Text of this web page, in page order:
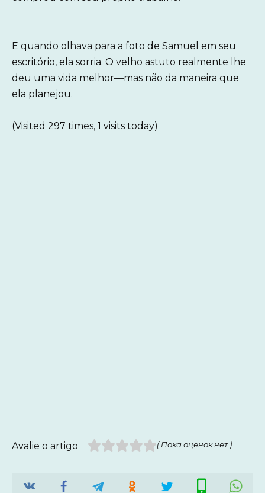
E quando olhava para a foto de Samuel em seu
escritório, ela sorria. O velho astuto realmente lhe
deu uma vida melhor—mas não da maneira que
ela planejou.
(Visited 297 times, 1 visits today)
Avalie o artigo ( Пока оценок нет )